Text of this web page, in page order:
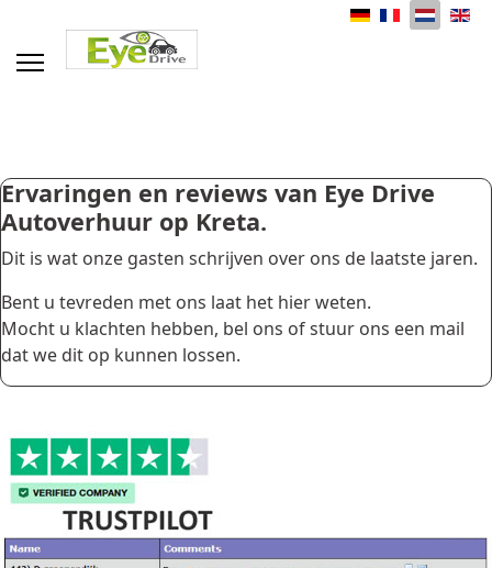
Ervaringen en reviews van Eye Drive
Autoverhuur op Kreta.
Dit is wat onze gasten schrijven over ons de laatste jaren.
Bent u tevreden met ons laat het hier weten.
Mocht u klachten hebben, bel ons of stuur ons een mail
dat we dit op kunnen lossen.